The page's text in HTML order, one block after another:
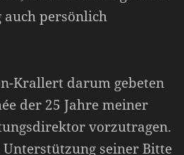
persönlich
Krallert darum gebeten
der 25 Jahre meiner
vorzutragen.
seiner Bitte